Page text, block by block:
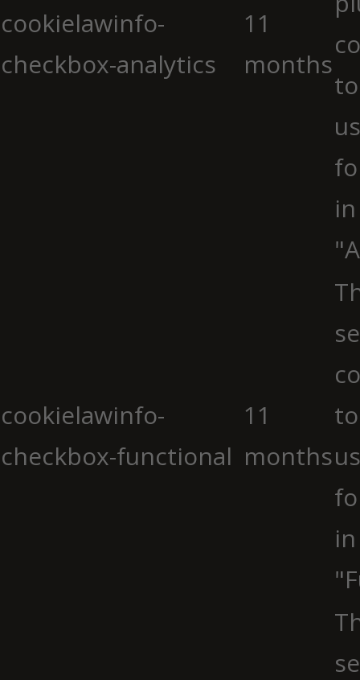
cookielawinfo-
checkbox-analytics
11
months
cookielawinfo-
checkbox-functional
11
months